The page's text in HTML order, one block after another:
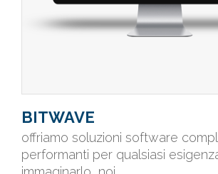
BITWAVE
offriamo soluzioni software
performanti per qualsiasi